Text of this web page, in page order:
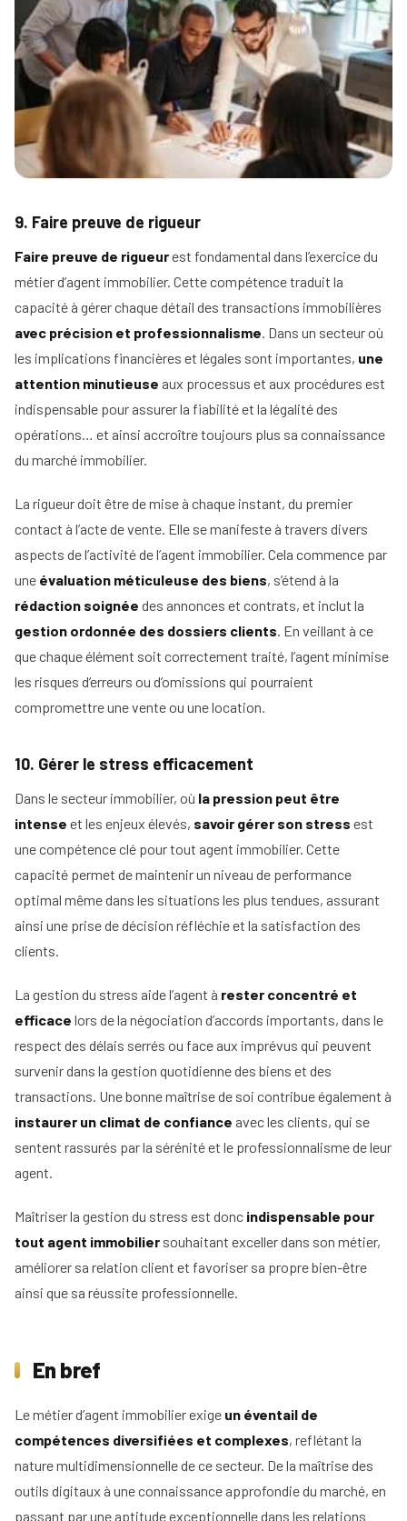
9. Faire preuve de rigueur
Faire preuve de rigueurest fondamental dans l’exercice du
métier d’agent immobilier. Cette compétence traduit la
capacité à gérer chaque détail des transactions immobilières
avec précision et professionnalisme . Dans un secteur où
les implications financières et légales sont importantes, une
attention minutieuse aux processus et aux procédures est
indispensable pour assurer la fiabilité et la légalité des
opérations… et ainsi accroître toujours plus sa connaissance
du marché immobilier.
La rigueur doit être de mise à chaque instant, du premier
contact à l’acte de vente. Elle se manifeste à travers divers
aspects de l’activité de l’agent immobilier. Cela commence par
une évaluation méticuleuse des biens, s’étend à la
rédaction soignée des annonces et contrats, et inclut la
gestion ordonnée des dossiers clients . En veillant à ce
que chaque élément soit correctement traité, l’agent minimise
les risques d’erreurs ou d’omissions qui pourraient
compromettre une vente ou une location.
10. Gérer le stress efficacement
Dans le secteur immobilier, où la pression peut être
intense et les enjeux élevés, savoir gérer son stress est
une compétence clé pour tout agent immobilier. Cette
capacité permet de maintenir un niveau de performance
optimal même dans les situations les plus tendues, assurant
ainsi une prise de décision réfléchie et la satisfaction des
clients.
La gestion du stress aide l’agent à rester concentré et
efficace lors de la négociation d’accords importants, dans le
respect des délais serrés ou face aux imprévus qui peuvent
survenir dans la gestion quotidienne des biens et des
transactions. Une bonne maîtrise de soi contribue également à
instaurer un climat de confiance avec les clients, qui se
sentent rassurés par la sérénité et le professionnalisme de leur
agent.
Maîtriser la gestion du stress est donc indispensable pour
tout agent immobilier souhaitant exceller dans son métier,
améliorer sa relation client et favoriser sa propre bien-être
ainsi que sa réussite professionnelle.
En bref
Le métier d’agent immobilier exige un éventail de
compétences diversifiées et complexes, reflétant la
nature multidimensionnelle de ce secteur. De la maîtrise des
outils digitaux à une connaissance approfondie du marché, en
passant par une aptitude exceptionnelle dans les relations